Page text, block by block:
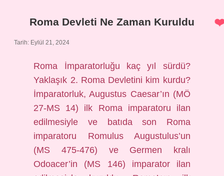
Roma Devleti Ne Zaman Kuruldu
Tarih: Eylül 21, 2024
Roma İmparatorluğu kaç yıl sürdü?
Yaklaşık 2. Roma Devletini kim kurdu?
İmparatorluk, Augustus Caesar’ın (MÖ
27-MS 14) ilk Roma imparatoru ilan
edilmesiyle ve batıda son Roma
imparatoru Romulus Augustulus’un
(MS 475-476) ve Germen kralı
Odoacer’in (MS 146) imparator ilan